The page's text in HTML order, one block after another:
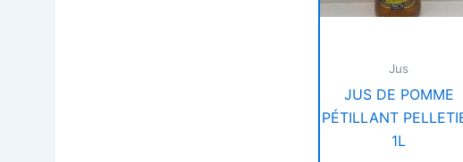
Jus
JUS DE POMME
PÉTILLANT
1L